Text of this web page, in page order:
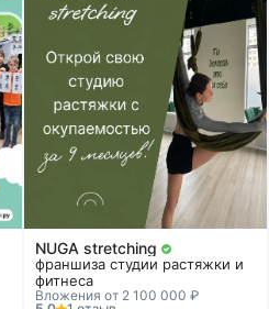
NUGA stretching
франшиза студии растяжки и
фитнеса
Вложения от 2 100 000 ₽